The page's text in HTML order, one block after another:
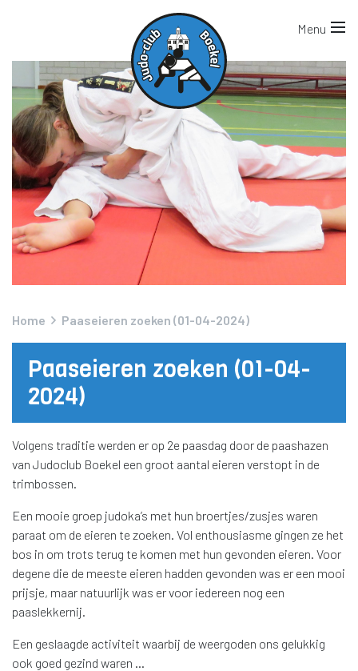
Home Paaseieren zoeken (01-04-2024)
Paaseieren zoeken (01-04-
2024)
Volgens traditie werden er op 2e paasdag door de paashazen
van Judoclub Boekel een groot aantal eieren verstopt in de
trimbossen.
Een mooie groep judoka’s met hun broertjes/zusjes waren
paraat om de eieren te zoeken. Vol enthousiasme gingen ze het
bos in om trots terug te komen met hun gevonden eieren. Voor
degene die de meeste eieren hadden gevonden was er een mooi
prijsje, maar natuurlijk was er voor iedereen nog een
paaslekkernij.
Een geslaagde activiteit waarbij de weergoden ons gelukkig
ook goed gezind waren …